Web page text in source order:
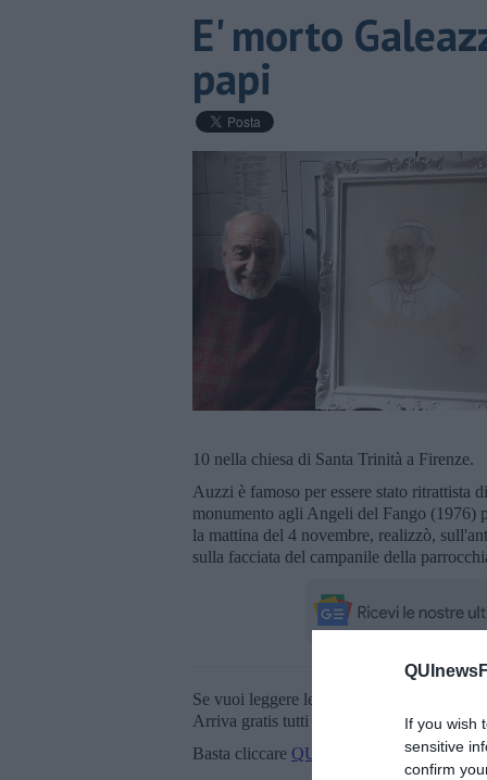
If you wish
sensitive
confirm
E' morto
papi
10 nella chiesa di Santa Trinità a Firenze.
Auzzi è famoso per essere stato ritrattista
monumento agli Angeli del Fango (1976)
la mattina del 4 novembre, realizzò,
sulla facciata del campanile della
Se vuoi leggere le notizie principali della
Arriva gratis tutti i giorni alle 20:00
Basta cliccare QUI